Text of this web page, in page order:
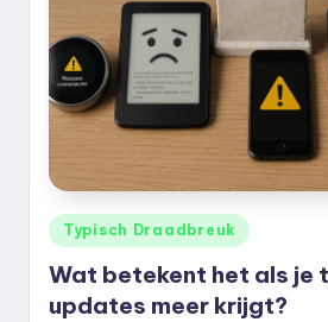
Geplaatst
in
Typisch Draadbreuk
Wat betekent het als je
updates meer krijgt?